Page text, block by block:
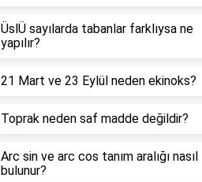
ÜslÜ sayılarda tabanlar farklıysa ne
yapılır?
21 Mart ve 23 Eylül neden ekinoks?
Toprak neden saf madde değildir?
Arc sin ve arc cos tanım aralığı nasıl
bulunur?